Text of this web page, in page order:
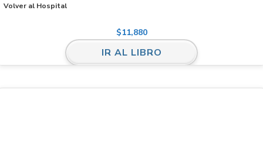
Volver al Hospital
$11,880
IR AL LIBRO